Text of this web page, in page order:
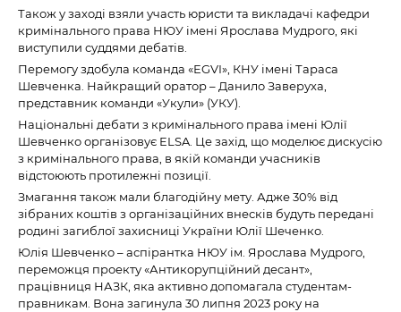
Також у заході взяли участь юристи та викладачі кафедри
кримінального права НЮУ імені Ярослава Мудрого, які
виступили суддями дебатів.
Перемогу здобула команда «EGVI», КНУ імені Тараса
Шевченка. Найкращий оратор – Данило Заверуха,
представник команди «Укули» (УКУ).
Національні дебати з кримінального права імені Юлії
Шевченко організовує ELSA. Це захід, що моделює дискусію
з кримінального права, в якій команди учасників
відстоюють протилежні позиції.
Змагання також мали благодійну мету. Адже 30% від
зібраних коштів з організаційних внесків будуть передані
родині загиблої захисниці України Юлії Шеченко.
Юлія Шевченко – аспірантка НЮУ ім. Ярослава Мудрого,
переможця проекту «Антикорупційний десант»,
працівниця НАЗК, яка активно допомагала студентам-
правникам. Вона загинула 30 липня 2023 року на